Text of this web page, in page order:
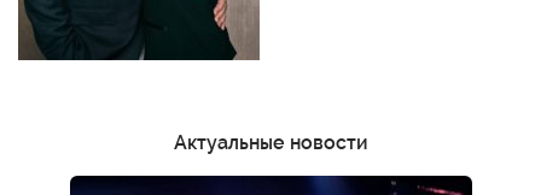
Актуальные новости